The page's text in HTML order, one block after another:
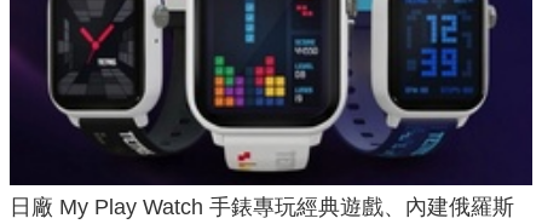
日廠 My Play Watch 手錶專玩經典遊戲、內建俄羅斯